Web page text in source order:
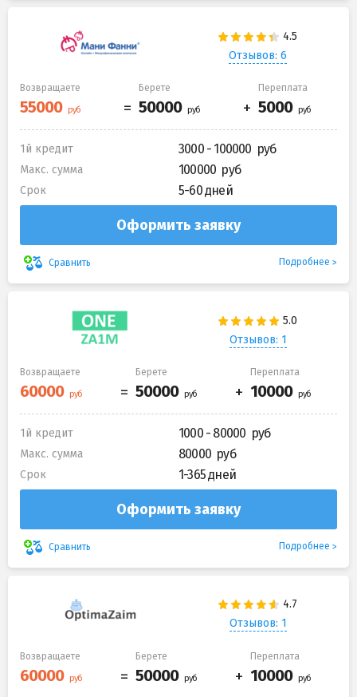
Отзывов: 6
Возвращаете Берете Переплата
1й кредит 3000 - 100000
Макс. сумма 100000
Срок 5-60 дней
Оформить заявку
Сравнить Подробнее
Отзывов: 1
Возвращаете Берете Переплата
1й кредит 1000 - 80000
Макс. сумма 80000
Срок 1-365 дней
Оформить заявку
Сравнить Подробнее
Отзывов: 1
Возвращаете Берете Переплата